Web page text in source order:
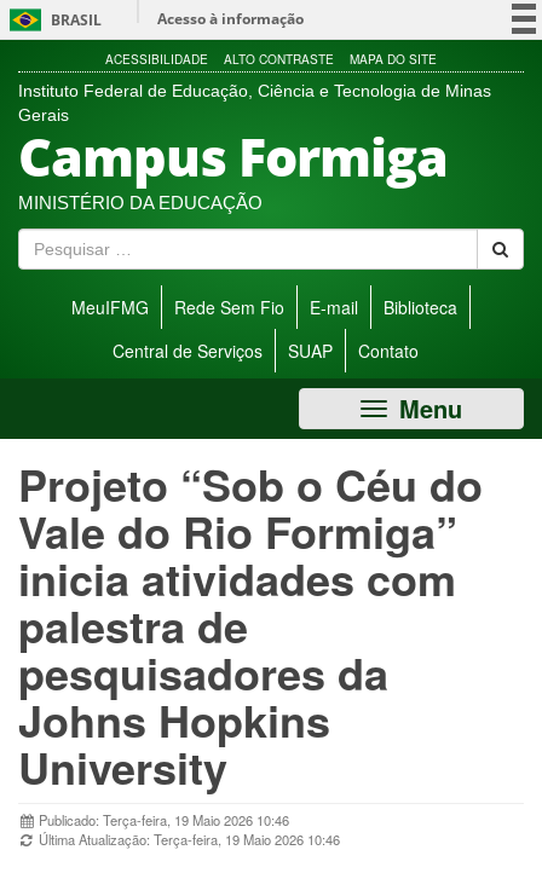
direto
menu
BRASIL
Acesso à informação
Participe
Serviços
ACESSIBILIDADE ALTO CONTRASTE MAPA DO SITE
Instituto Federal de Educação, Ciência e Tecnologia de Minas
Gerais
Campus Formiga
MINISTÉRIO DA EDUCAÇÃO
e
s
r
MeuIFMG Rede Sem Fio E-mail
Biblioteca
Central de Serviços
SUAP Contato
Menu
Projeto “Sob o Céu do
Vale do Rio Formiga”
inicia atividades com
palestra de
pesquisadores da
Johns Hopkins
University
Publicado: Terça-feira, 19 Maio 2026 10:46
Última Atualização: Terça-feira, 19 Maio 2026 10:46